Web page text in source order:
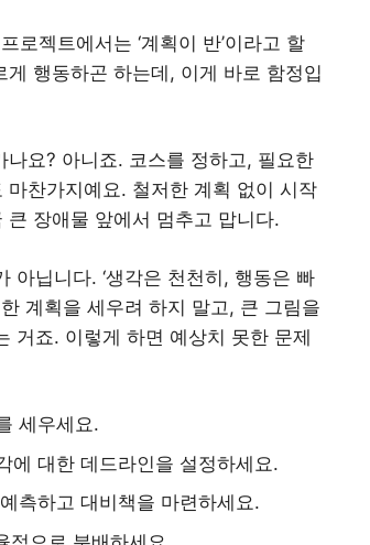
로젝트에서는 ‘계획이 반’이라고 할
행동하곤 하는데, 이게 바로 함정입
요? 아니죠. 코스를 정하고, 필요한
찬가지예요. 철저한 계획 없이 시작
장애물 앞에서 멈추고 맙니다.
아닙니다. ‘생각은 천천히, 행동은 빠
계획을 세우려 하지 말고, 큰 그림을
거죠. 이렇게 하면 예상치 못한 문제
세우세요.
에 대한 데드라인을 설정하세요.
측하고 대비책을 마련하세요.